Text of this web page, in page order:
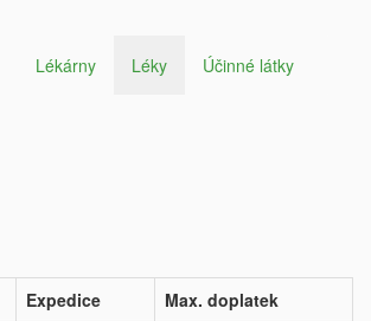
Lékárny Léky Účinné látky
Expedice
Max. doplatek